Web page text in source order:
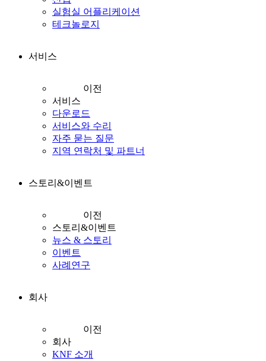
실험실 어플리케이션
테크놀로지
서비스
이전
서비스
다운로드
서비스와 수리
자주 묻는 질문
지역 연락처 및 파트너
스토리&이벤트
이전
스토리&이벤트
뉴스 & 스토리
이벤트
사례연구
회사
이전
회사
KNF 소개